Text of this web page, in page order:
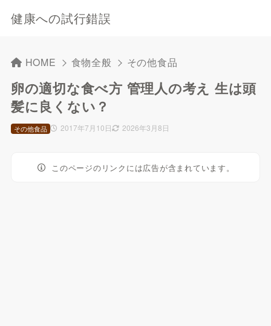
健康への試行錯誤
HOME 食物全般 その他食品
卵の適切な食べ方 管理人の考え 生は頭
髪に良くない？
2017年7月10日 2026年3月8日
その他食品
このページのリンクには広告が含まれています。